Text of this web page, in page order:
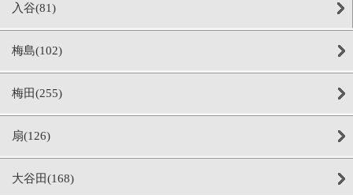
入谷(81)
梅島(102)
梅田(255)
扇(126)
大谷田(168)